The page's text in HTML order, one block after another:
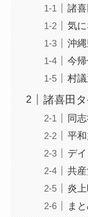
諸
気
沖
今
村
諸喜田
同
平
デ
共
炎
ま